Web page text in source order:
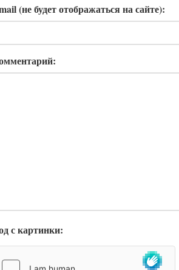
(не будет отображаться на сайте):
с картинки: